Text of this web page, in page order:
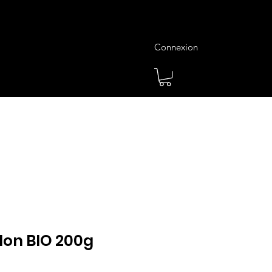
Connexion
BIO 200g